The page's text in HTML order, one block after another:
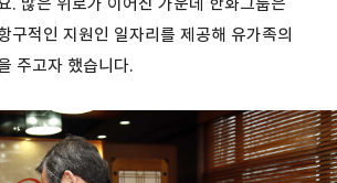
구적인 지원인 일자리를 제공해 유가족의
주고자 했습니다.